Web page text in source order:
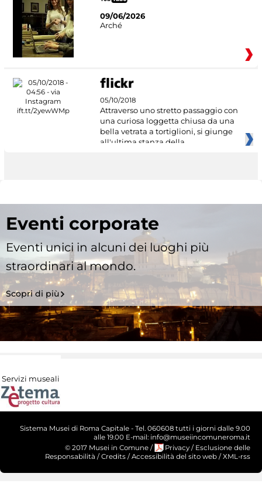
09/06/2026
Arché
05/10/2018
Attraverso uno stretto passaggio con
una curiosa loggetta chiusa da una
bella vetrata a tortiglioni, si giunge
all'ultima stanza della
Eventi corporate
Eventi unici in alcuni dei luoghi più
straordinari al mondo.
Scopri di più
Servizi museali
Sistema Musei di Roma Capitale - Tel. 060608 tutti i giorni dalle 9.00
alle 19.00 E-mail: info@museiincomuneroma.it
© 2017 Musei in Comune / Privacy / Esclusione delle
Responsabilità / Credits / Accessibilità del sito web / XML-rss